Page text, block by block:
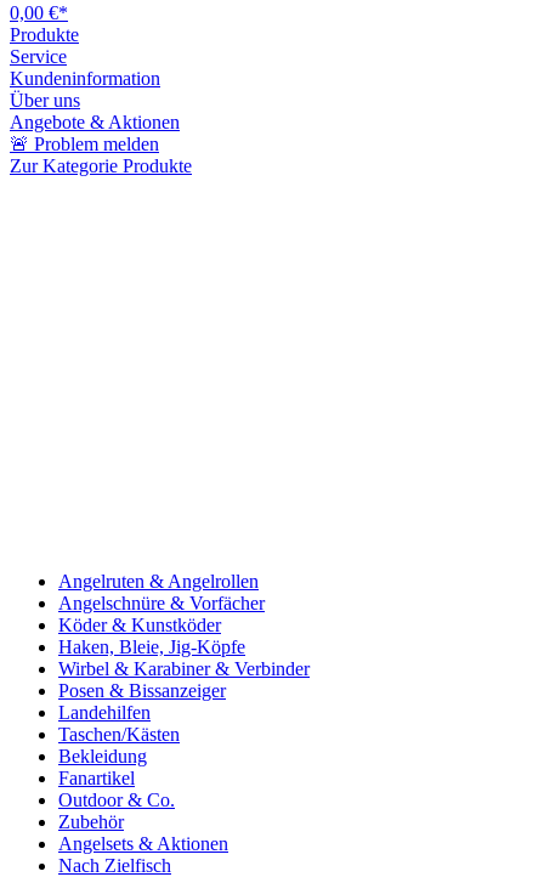
0,00 €*
Produkte
Service
Kundeninformation
Über uns
Angebote & Aktionen
🚨 Problem melden
Zur Kategorie Produkte
Angelruten & Angelrollen
Angelschnüre & Vorfächer
Köder & Kunstköder
Haken, Bleie, Jig-Köpfe
Wirbel & Karabiner & Verbinder
Posen & Bissanzeiger
Landehilfen
Taschen/Kästen
Bekleidung
Fanartikel
Outdoor & Co.
Zubehör
Angelsets & Aktionen
Nach Zielfisch